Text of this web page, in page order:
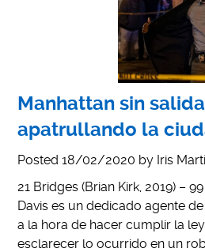
Manhattan sin
apatrullando la
Posted18/02/2020 by Iris
21 Bridges (Brian Kirk, 2019) –
Davis es un dedicado agente
a la hora de hacer cumplir la
esclarecer lo ocurrido en un